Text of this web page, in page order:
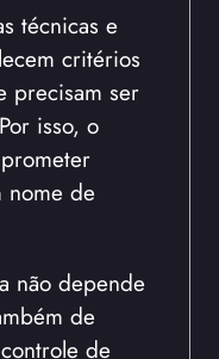
técnicas e
critérios
precisam ser
isso, o
nome de
não depende
de
de